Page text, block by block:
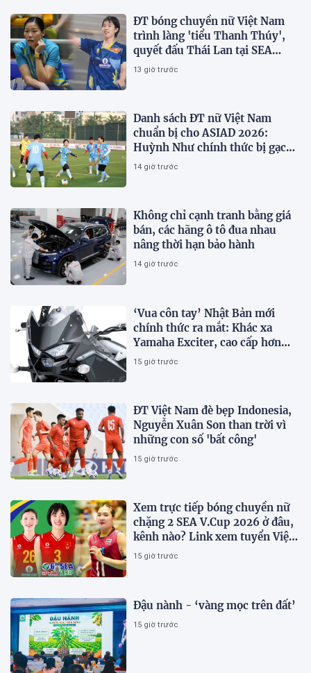
ĐT bóng chuyền nữ Việt Nam
trình làng 'tiểu Thanh Thúy',
quyết đấu Thái Lan tại SEA
V.Cup 2026
13 giờ trước
Danh sách ĐT nữ Việt Nam
chuẩn bị cho ASIAD 2026:
Huỳnh Như chính thức bị gạch
tên
14 giờ trước
Không chỉ cạnh tranh bằng giá
bán, các hãng ô tô đua nhau
nâng thời hạn bảo hành
14 giờ trước
‘Vua côn tay’ Nhật Bản mới
chính thức ra mắt: Khác xa
Yamaha Exciter, cao cấp hơn
Honda Winner R, giá rẻ so với
15 giờ trước
ĐT Việt Nam đè bẹp Indonesia,
Nguyễn Xuân Son than trời vì
những con số 'bất công'
15 giờ trước
Xem trực tiếp bóng chuyền nữ
chặng 2 SEA V.Cup 2026 ở đâu,
kênh nào? Link xem tuyển Việt
Nam thi đấu
15 giờ trước
Đậu nành - ‘vàng mọc trên đất’
15 giờ trước